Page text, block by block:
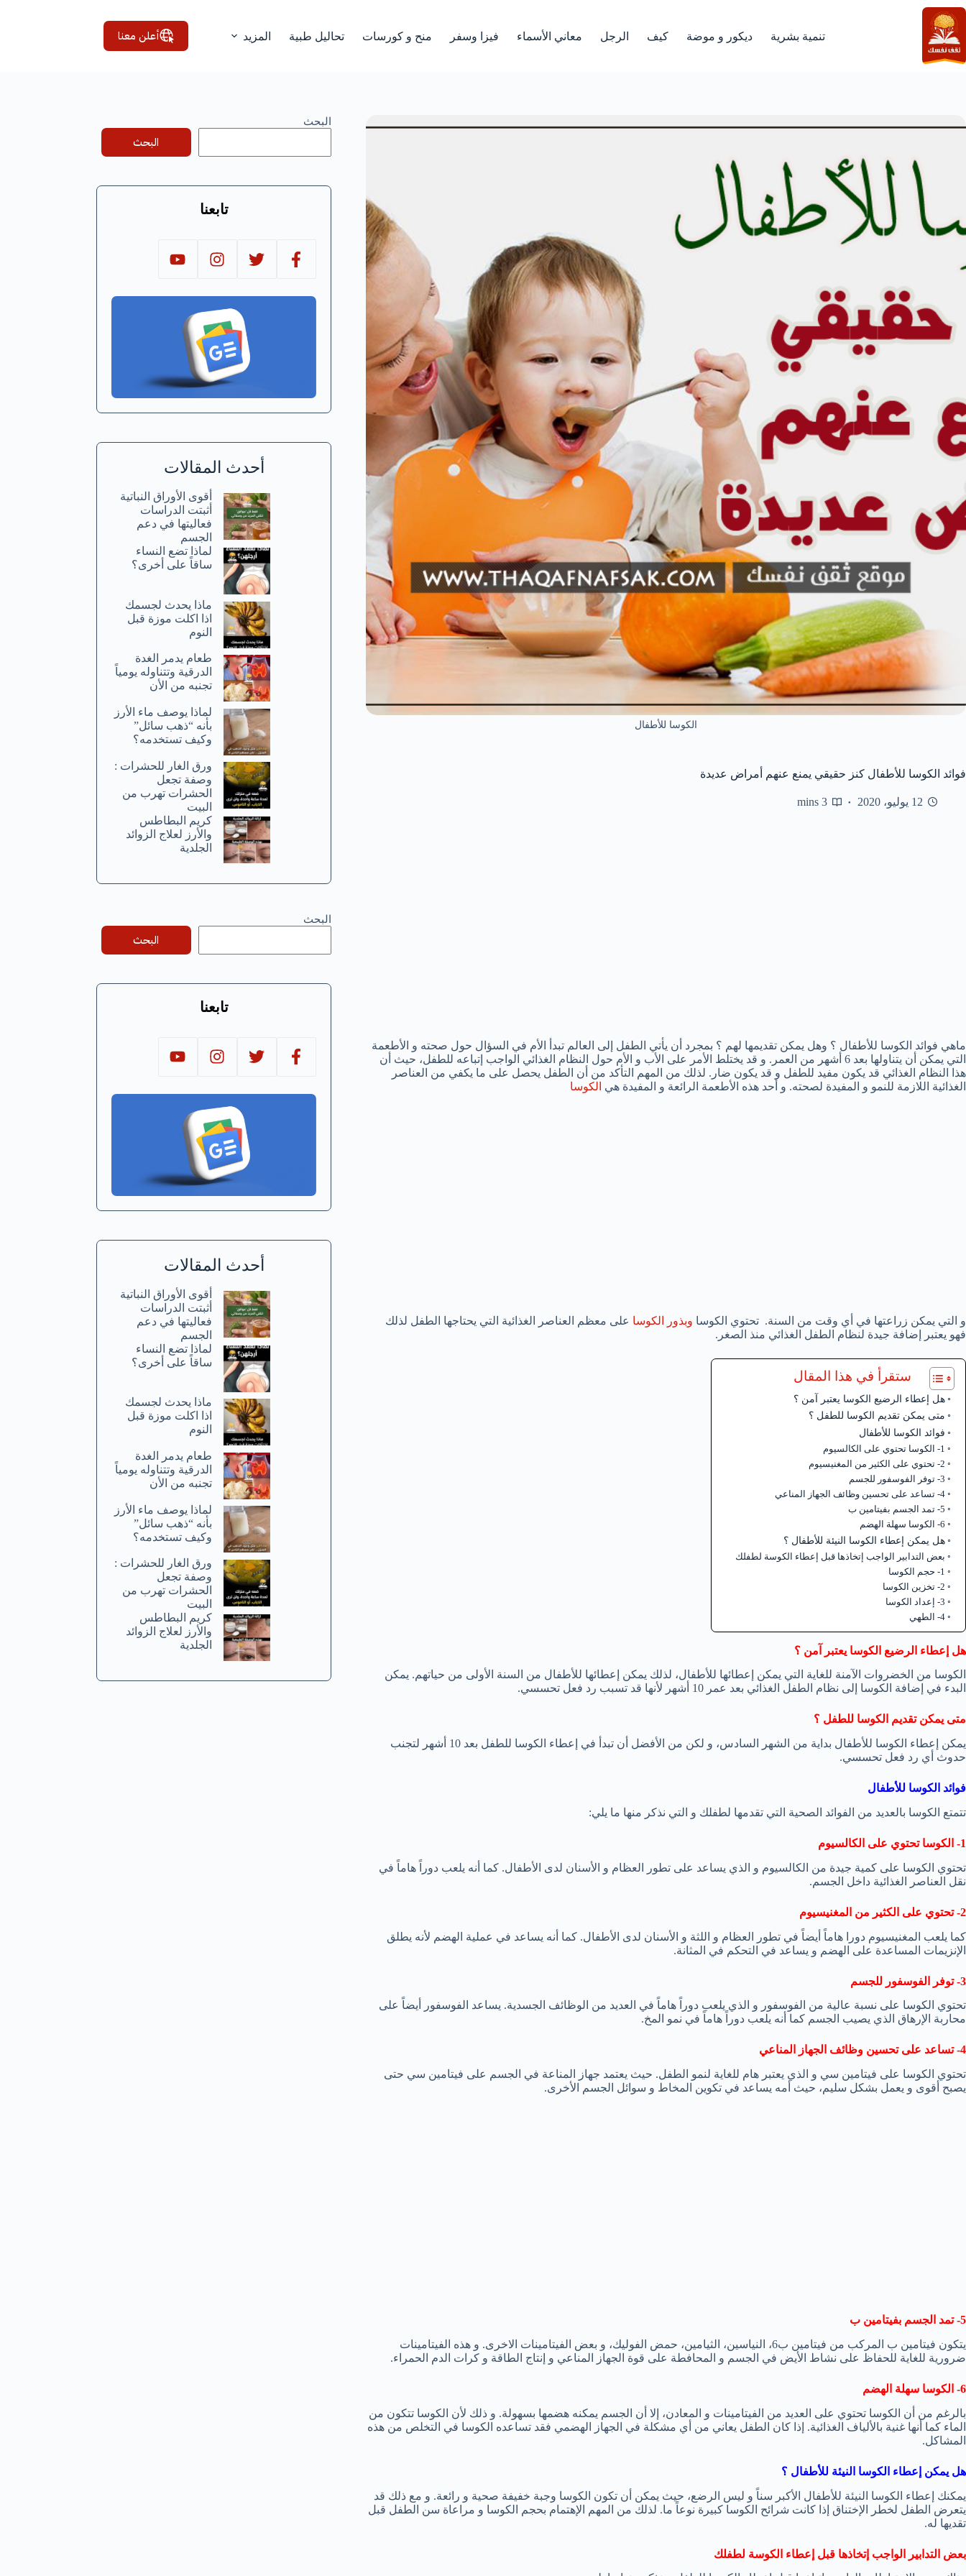
التجاوز
إلى
المحتوى
تنمية بشرية ديكور و موضة كيف الرجل معاني الأسماء فيزا وسفر منح و كورسات تحاليل طبية المزيد أعلن معنا
الكوسا للأطفال
فوائد الكوسا للأطفال كنز حقيقي يمنع عنهم أمراض عديدة
12 يوليو، 2020 3 mins
ماهي فوائد الكوسا للأطفال ؟ وهل يمكن تقديمها لهم ؟ بمجرد أن يأتي الطفل إلى العالم تبدأ الأم في السؤال حول صحته و الأطعمة
التي يمكن أن يتناولها بعد 6 أشهر من العمر. و قد يختلط الأمر على الأب و الأم حول النظام الغذائي الواجب إتباعه للطفل، حيث أن
هذا النظام الغذائي قد يكون مفيد للطفل و قد يكون ضار. لذلك من المهم التأكد من أن الطفل يحصل على ما يكفي من العناصر
الغذائية اللازمة للنمو و المفيدة لصحته. و أحد هذه الأطعمة الرائعة و المفيدة هي الكوسا
و التي يمكن زراعتها في أي وقت من السنة. تحتوي الكوسا وبذور الكوسا على معظم العناصر الغذائية التي يحتاجها الطفل لذلك
فهو يعتبر إضافة جيدة لنظام الطفل الغذائي منذ الصغر.
ستقرأ في هذا المقال
هل إعطاء الرضيع الكوسا يعتبر آمن ؟
متى يمكن تقديم الكوسا للطفل ؟
فوائد الكوسا للأطفال
1- الكوسا تحتوي على الكالسيوم
2- تحتوي على الكثير من المغنيسيوم
3- توفر الفوسفور للجسم
4- تساعد على تحسين وظائف الجهاز المناعي
5- تمد الجسم بفيتامين ب
6- الكوسا سهلة الهضم
هل يمكن إعطاء الكوسا النيئة للأطفال ؟
بعض التدابير الواجب إتخاذها قبل إعطاء الكوسة لطفلك
1- حجم الكوسا
2- تخزين الكوسا
3- إعداد الكوسا
4- الطهي
هل إعطاء الرضيع الكوسا يعتبر آمن ؟
الكوسا من الخضروات الآمنة للغاية التي يمكن إعطائها للأطفال، لذلك يمكن إعطائها للأطفال من السنة الأولى من حياتهم. يمكن
البدء في إضافة الكوسا إلى نظام الطفل الغذائي بعد عمر 10 أشهر لأنها قد تسبب رد فعل تحسسي.
متى يمكن تقديم الكوسا للطفل ؟
يمكن إعطاء الكوسا للأطفال بداية من الشهر السادس، و لكن من الأفضل أن تبدأ في إعطاء الكوسا للطفل بعد 10 أشهر لتجنب
حدوث أي رد فعل تحسسي.
فوائد الكوسا للأطفال
تتمتع الكوسا بالعديد من الفوائد الصحية التي تقدمها لطفلك و التي نذكر منها ما يلي:
1- الكوسا تحتوي على الكالسيوم
تحتوي الكوسا على كمية جيدة من الكالسيوم و الذي يساعد على تطور العظام و الأسنان لدى الأطفال. كما أنه يلعب دوراً هاماً في
نقل العناصر الغذائية داخل الجسم.
2- تحتوي على الكثير من المغنيسيوم
كما يلعب المغنيسيوم دورا هاماً أيضاً في تطور العظام و اللثة و الأسنان لدى الأطفال. كما أنه يساعد في عملية الهضم لأنه يطلق
الإنزيمات المساعدة على الهضم و يساعد في التحكم في المثانة.
3- توفر الفوسفور للجسم
تحتوي الكوسا على نسبة عالية من الفوسفور و الذي يلعب دوراً هاماً في العديد من الوظائف الجسدية. يساعد الفوسفور أيضاً على
محاربة الإرهاق الذي يصيب الجسم كما أنه يلعب دوراً هاماً في نمو المخ.
4- تساعد على تحسين وظائف الجهاز المناعي
تحتوي الكوسا على فيتامين سي و الذي يعتبر هام للغاية لنمو الطفل. حيث يعتمد جهاز المناعة في الجسم على فيتامين سي حتى
يصبح أقوى و يعمل بشكل سليم، حيث أمه يساعد في تكوين المخاط و سوائل الجسم الأخرى.
5- تمد الجسم بفيتامين ب
يتكون فيتامين ب المركب من فيتامين ب6، النياسين، الثيامين، حمض الفوليك، و بعض الفيتامينات الاخرى. و هذه الفيتامينات
ضرورية للغاية للحفاظ على نشاط الأيض في الجسم و المحافطة على قوة الجهاز المناعي و إنتاج الطاقة و كرات الدم الحمراء.
6- الكوسا سهلة الهضم
بالرغم من أن الكوسا تحتوي على العديد من الفيتامينات و المعادن، إلا أن الجسم يمكنه هضمها بسهولة. و ذلك لأن الكوسا تتكون من
الماء كما أنها غنية بالألياف الغذائية. إذا كان الطفل يعاني من أي مشكلة في الجهاز الهضمي فقد تساعده الكوسا في التخلص من هذه
المشاكل.
هل يمكن إعطاء الكوسا النيئة للأطفال ؟
يمكنك إعطاء الكوسا النيئة للأطفال الأكبر سناً و ليس الرضع، حيث يمكن أن تكون الكوسا وجبة خفيفة صحية و رائعة. و مع ذلك قد
يتعرض الطفل لخطر الإختناق إذا كانت شرائح الكوسا كبيرة نوعاً ما. لذلك من المهم الإهتمام بحجم الكوسا و مراعاة سن الطفل قبل
تقديها له.
بعض التدابير الواجب إتخاذها قبل إعطاء الكوسة لطفلك
البحث
البحث
تابعنا
أحدث المقالات
أقوى الأوراق النباتية
أثبتت الدراسات
فعاليتها في دعم
الجسم
لماذا تضع النساء
ساقاً على أخرى؟
ماذا يحدث لجسمك
اذا اكلت موزة قبل
النوم
طعام يدمر الغدة
الدرقية وتتناوله يومياً
تجنبه من الأن
لماذا يوصف ماء الأرز
بأنه “ذهب سائل”
وكيف تستخدمه؟
ورق الغار للحشرات :
وصفة تجعل
الحشرات تهرب من
البيت
كريم البطاطس
والأرز لعلاج الزوائد
الجلدية
البحث
البحث
تابعنا
أحدث المقالات
أقوى الأوراق النباتية
أثبتت الدراسات
فعاليتها في دعم
الجسم
لماذا تضع النساء
ساقاً على أخرى؟
ماذا يحدث لجسمك
اذا اكلت موزة قبل
النوم
طعام يدمر الغدة
الدرقية وتتناوله يومياً
تجنبه من الأن
لماذا يوصف ماء الأرز
بأنه “ذهب سائل”
وكيف تستخدمه؟
ورق الغار للحشرات :
وصفة تجعل
الحشرات تهرب من
البيت
كريم البطاطس
والأرز لعلاج الزوائد
الجلدية